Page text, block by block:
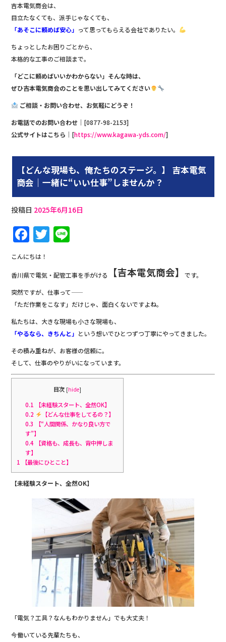
吉本電気商会は、
目立たなくても、派手じゃなくても、
「あそこに頼めば安心」 って思ってもらえる会社でありたい。
ちょっとしたお困りごとから、
本格的な工事のご相談まで。
「どこに頼めばいいかわからない」そんな時は、
ぜひ吉本電気商会のことを思い出してみてください
ご相談・お問い合わせ、お気軽にどうぞ！
お電話でのお問い合わせ ｜[0877-98-2153]
公式サイトはこちら ｜[https://www.kagawa-yds.com/]
【どんな現場も、俺たちのステージ。】 吉本電気
商会｜一緒に“いい仕事”しませんか？
投稿日 2025年6月16日
F
a
c
e
b
o
o
k
T
w
it
te
r
e
こんにちは！
香川県で電気・配管工事を手がける 【吉本電気商会】です。
突然ですが、仕事って——
「ただ作業をこなす」だけじゃ、面白くないですよね。
私たちは、大きな現場も小さな現場も、
「やるなら、きちんと」 という想いでひとつずつ丁寧にやってきました。
その積み重ねが、お客様の信頼に。
そして、仕事のやりがいになっています。
目次 [hide]
0.1 ‍【未経験スタート、全然OK】
0.2
【どんな仕事をしてるの？】
0.3
【“人間関係、かなり良い方で
す”】
0.4 【資格も、成長も、背中押しま
す】
1 【最後にひとこと】
‍【未経験スタート、全然OK】
「電気？工具？なんもわかりません」でも大丈夫！
今働いている先輩たちも、